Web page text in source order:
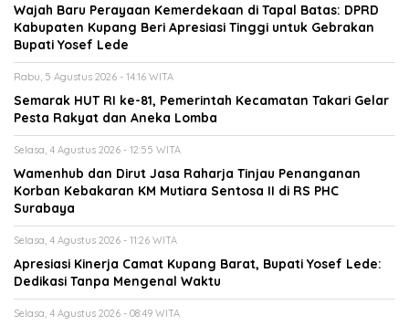
Wajah Baru Perayaan Kemerdekaan di Tapal Batas: DPRD
Kabupaten Kupang Beri Apresiasi Tinggi untuk Gebrakan
Bupati Yosef Lede
Rabu, 5 Agustus 2026 - 14:16 WITA
Semarak HUT RI ke-81, Pemerintah Kecamatan Takari Gelar
Pesta Rakyat dan Aneka Lomba
Selasa, 4 Agustus 2026 - 12:55 WITA
Wamenhub dan Dirut Jasa Raharja Tinjau Penanganan
Korban Kebakaran KM Mutiara Sentosa II di RS PHC
Surabaya
Selasa, 4 Agustus 2026 - 11:26 WITA
Apresiasi Kinerja Camat Kupang Barat, Bupati Yosef Lede:
Dedikasi Tanpa Mengenal Waktu
Selasa, 4 Agustus 2026 - 08:49 WITA